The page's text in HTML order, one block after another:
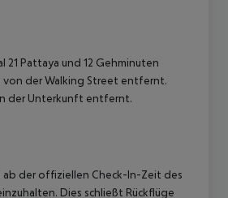
Pattaya und 12 Gehminuten
von der Walking Street entfernt.
der Unterkunft entfernt.
der offiziellen Check-In-Zeit des
Dies schließt Rückflüge